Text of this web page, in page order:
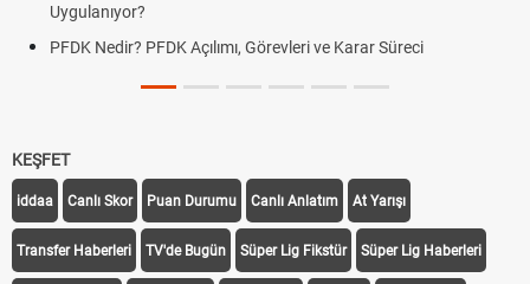
Uygulanıyor?
PFDK Nedir? PFDK Açılımı, Görevleri ve Karar Süreci
KEŞFET
iddaa Canlı Skor Puan Durumu Canlı Anlatım At Yarışı
Transfer Haberleri TV'de Bugün Süper Lig Fikstür Süper Lig Haberleri